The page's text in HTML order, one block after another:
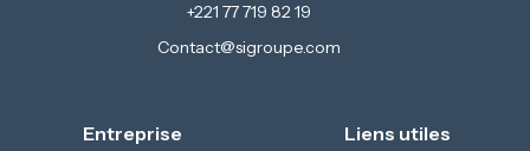
+221 77 719 82 19
Contact@sigroupe.com
Entreprise Liens utiles